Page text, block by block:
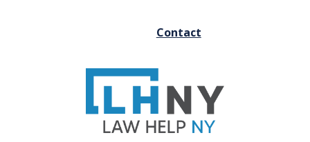
FOOTERContact